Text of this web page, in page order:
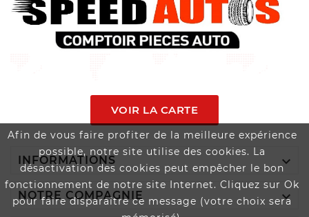
Afin de vous faire profiter de la meilleure expérience
possible, notre site utilise des cookies. La
désactivation des cookies peut empêcher le bon
fonctionnement de notre site Internet. Cliquez sur Ok
pour faire disparaître ce message (votre choix sera
VOIR LA CARTE
INFORMATIONS 
NOTRE COMPAGNIE 